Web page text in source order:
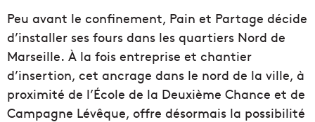
Peu avant le confinement, Pain et Partage décide
d’installer ses fours dans les quartiers Nord de
Marseille. À la fois entreprise et chantier
d’insertion, cet ancrage dans le nord de la ville, à
proximité de l’École de la Deuxième Chance et de
Campagne Lévêque, offre désormais la possibilité